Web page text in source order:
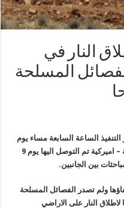
النار في
المسلحة
الساعة السابعة مساء يوم
الاثنين . وجاء الاتفاق بناء على خطة روسية – اميركية تم التوصل اليها يوم 9
بين الجانبين.
ولم تصدر الفصائل المسلحة
النار على الاراضي